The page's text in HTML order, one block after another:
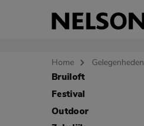
Home Gelegenheden
Sla categorieën over
Bruiloft
Festival
Outdoor